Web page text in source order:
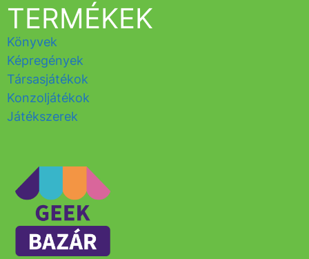
TERMÉKEK
Könyvek
Képregények
Társasjátékok
Konzoljátékok
Játékszerek